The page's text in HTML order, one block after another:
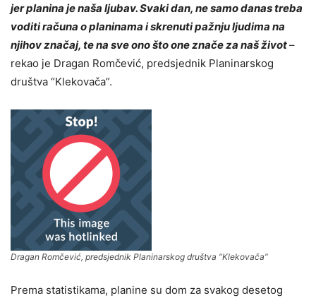
jer planina je naša ljubav. Svaki dan, ne samo danas treba
voditi računa o planinama i skrenuti pažnju ljudima na
njihov značaj, te na sve ono što one znače za naš život–
rekao je Dragan Romčević, predsjednik Planinarskog
društva “Klekovača”.
Dragan Romčević, predsjednik Planinarskog društva “Klekovača”
Prema statistikama, planine su dom za svakog desetog